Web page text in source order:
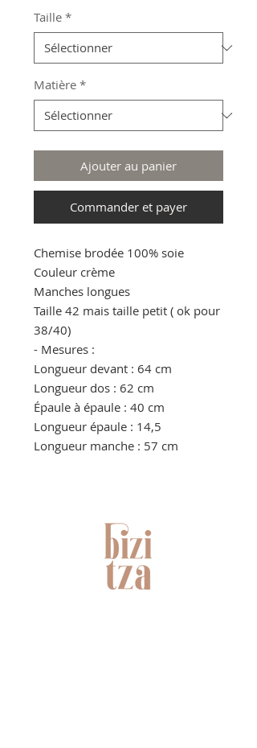
Taille *
Matière *
Ajouter au panier
Commander et payer
Chemise brodée 100% soie
Couleur crème
Manches longues
Taille 42 mais taille petit ( ok pour
38/40)
- Mesures :
Longueur devant : 64 cm
Longueur dos : 62 cm
Épaule à épaule : 40 cm
Longueur épaule : 14,5
Longueur manche : 57 cm